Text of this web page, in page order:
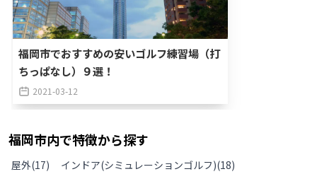
福岡市でおすすめの安いゴルフ練習場（打
ちっぱなし）９選！
2021-03-12
福岡市内で特徴から探す
屋外(17) インドア(シミュレーションゴルフ)(18)